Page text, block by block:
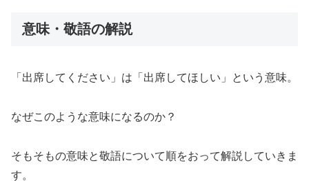
意味・敬語の解説
「出席してください」は「出席してほしい」という意味。
なぜこのような意味になるのか？
そもそもの意味と敬語について順をおって解説していきま
す。